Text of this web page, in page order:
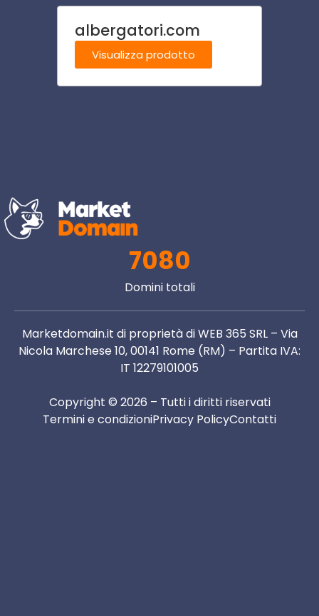
albergatori.com
Visualizza prodotto
7080
Domini totali
Marketdomain.it di proprietà di WEB 365 SRL – Via
Nicola Marchese 10, 00141 Rome (RM) – Partita IVA:
IT 12279101005
Copyright © 2026 – Tutti i diritti riservati
Termini e condizioniPrivacy PolicyContatti